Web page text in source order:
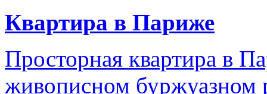
Квартира в Париже
Просторная квартира в
живописном буржуазном